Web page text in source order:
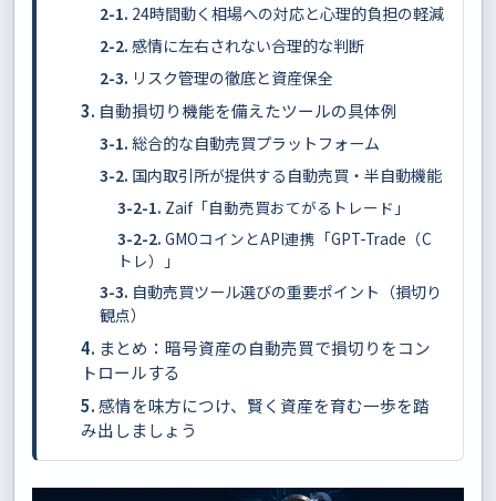
24時間動く相場への対応と心理的負担の軽減
感情に左右されない合理的な判断
リスク管理の徹底と資産保全
自動損切り機能を備えたツールの具体例
総合的な自動売買プラットフォーム
国内取引所が提供する自動売買・半自動機能
Zaif「自動売買おてがるトレード」
GMOコインとAPI連携「GPT-Trade（C
トレ）」
自動売買ツール選びの重要ポイント（損切り
観点）
まとめ：暗号資産の自動売買で損切りをコン
トロールする
感情を味方につけ、賢く資産を育む一歩を踏
み出しましょう